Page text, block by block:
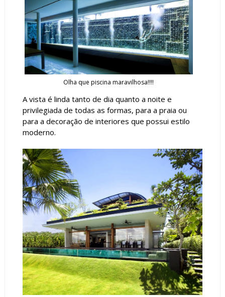
Olha que piscina maravilhosa!!!!
A vista é linda tanto de dia quanto a noite e
privilegiada de todas as formas, para a praia ou
para a decoração de interiores que possui estilo
moderno.